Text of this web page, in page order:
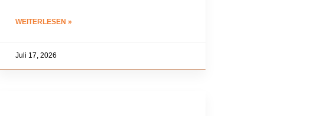
WEITERLESEN »
Juli 17, 2026